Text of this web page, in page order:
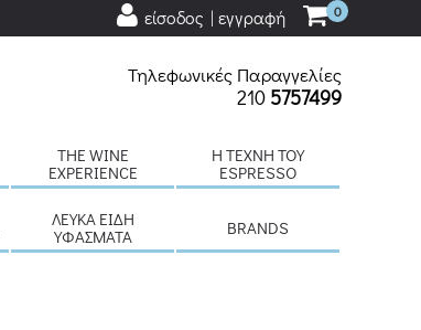
0
είσοδος | εγγραφή
Τηλεφωνικές Παραγγελίες
210 5757499
THE WINE
EXPERIENCE
H ΤΈΧΝΗ ΤΟΥ
ESPRESSO
ΛΕΥΚΆ ΕΊΔΗ
ΥΦΆΣΜΑΤΑ
BRANDS